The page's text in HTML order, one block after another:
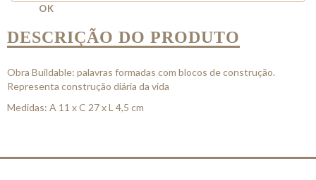
OK
DESCRIÇÃO DO PRODUTO
Obra Buildable: palavras formadas com blocos de construção.
Representa construção diária da vida
Medidas: A 11 x C 27 x L 4,5 cm